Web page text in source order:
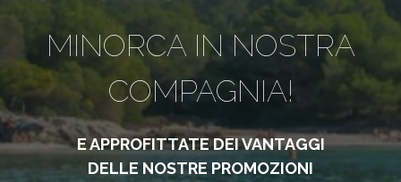
MINORCA IN NOSTRA
COMPAGNIA!
E APPROFITTATE DEI VANTAGGI
DELLE NOSTRE PROMOZIONI